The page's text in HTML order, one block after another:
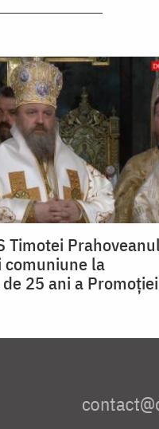
Timotei
comuniune la
25 ani a Promoției